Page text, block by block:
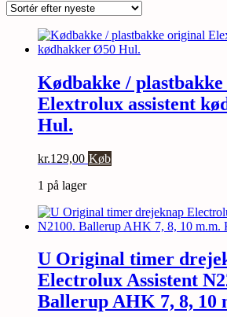
seneste
Kødbakke /
Elextrolux assistent
Hul.
kr.129,00 Køb
1 på lager
U Original timer
Electrolux Assistent
Ballerup AHK 7, 8, 10